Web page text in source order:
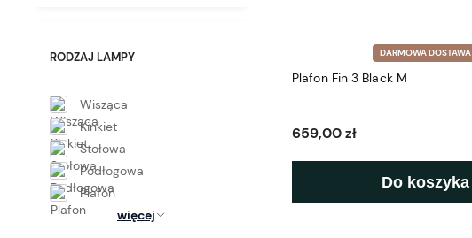
RODZAJ LAMPY
Wisząca
Kinkiet
Stołowa
Podłogowa
Plafon
więcej
DARMOWA DOSTAWA
Plafon Fin 3 Black M
659,00 zł
Do koszyka